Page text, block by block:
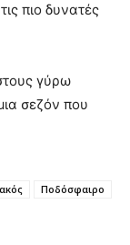
πιο δυνατές
γύρω
σεζόν που
Ποδόσφαιρο